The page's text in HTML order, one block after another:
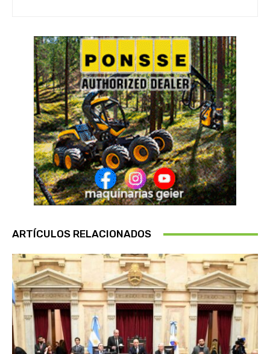
ARTÍCULOS RELACIONADOS